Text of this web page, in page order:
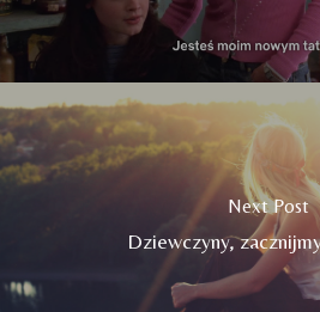
Next Post
Dziewczyny,